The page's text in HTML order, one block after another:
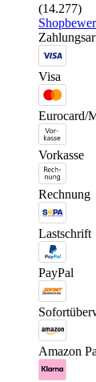
(14.277)
Visa
Eurocard/
Vorkasse
Rechnung
Lastschrift
PayPal
Amazon